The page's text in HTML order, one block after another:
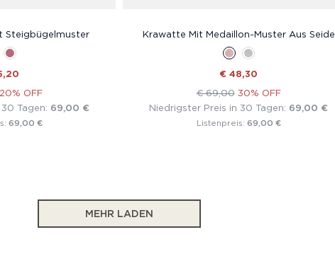
Steigbügelmuster
20% OFF
Tagen: 69,00 €
69,00 €
Krawatte Mit Medaillon-Muster Aus Seide
€ 48,30
€ 69,00 30% OFF
Niedrigster Preis in 30 Tagen: 69,00 €
Listenpreis: 69,00 €
MEHR LADEN